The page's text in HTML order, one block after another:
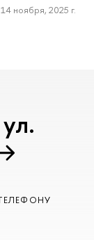
14 ноября, 2025 г.